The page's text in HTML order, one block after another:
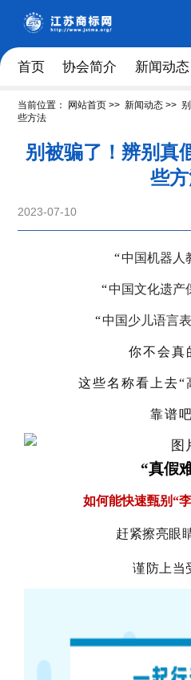
首页 协会简介 新闻动态
当前位置： 网站首页>> 新闻动态>>
些方法
别被骗了！辨别真
些
2023-07-10
“中国机器人
“中国文化遗产
“中国少儿语言
你不会真
这些名称看上去“
靠谱
“真假
如何能快速甄别“
赶紧擦亮眼
谨防上当